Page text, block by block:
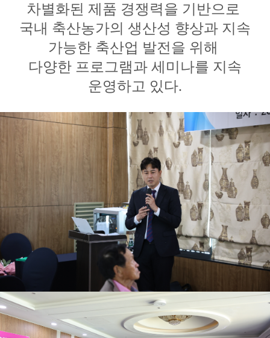
차별화된 제품 경쟁력을 기반으로
국내 축산농가의 생산성 향상과 지속
가능한 축산업 발전을 위해
다양한 프로그램과 세미나를 지속
운영하고 있다.